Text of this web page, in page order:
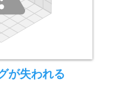
が失われる